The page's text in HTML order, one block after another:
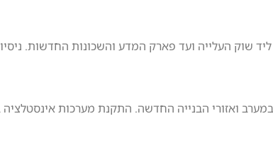
שוק העלייה ועד פארק המדע והשכונות החדשות.
ואזורי הבנייה החדשה. התקנת מערכות